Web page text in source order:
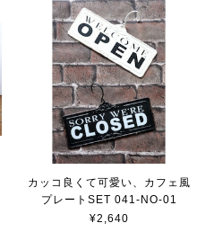
カッコ良くて可愛い、カフェ風
プレートSET 041-NO-01
¥2,640